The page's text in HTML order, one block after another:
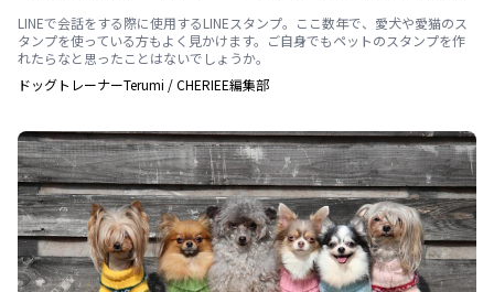
LINEで会話をする際に使用するLINEスタンプ。ここ数年で、愛犬や愛猫のス
タンプを使っている方もよく見かけます。ご自身でもペットのスタンプを作
れたらなと思ったことはないでしょうか。
ドッグトレーナーTerumi /CHERIEE編集部